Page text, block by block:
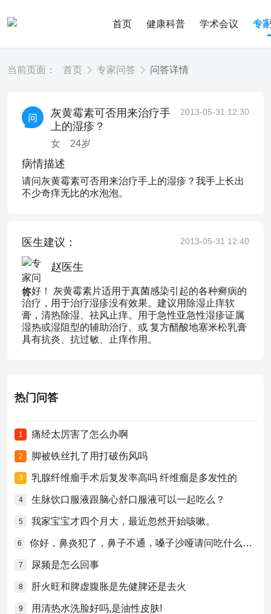
首页 健康科普 学术会议 专
当前页面： 首页 专家问答 问答详情
灰黄霉素可否用来治疗手
上的湿疹？
女 24岁
2013-05-31 12:30
病情描述
请问灰黄霉素可否用来治疗手上的湿疹？我手上长出
不少奇痒无比的水泡泡。
医生建议： 2013-05-31 12:40
赵医生
你好！ 灰黄霉素片适用于真菌感染引起的各种癣病的
治疗，用于治疗湿疹没有效果。建议用除湿止痒软
膏，清热除湿、祛风止痒。用于急性亚急性湿疹证属
湿热或湿阻型的辅助治疗。或 复方醋酸地塞米松乳膏
具有抗炎、抗过敏、止痒作用。
热门问答
1 痛经太厉害了怎么办啊
2 脚被铁丝扎了用打破伤风吗
3 乳腺纤维瘤手术后复发率高吗 纤维瘤是多发性的
4 生脉饮口服液跟脑心舒口服液可以一起吃么？
5 我家宝宝才四个月大，最近忽然开始咳嗽。
6 你好，鼻炎犯了，鼻子不通，嗓子沙哑请问吃什么药比较好？
7 尿频是怎么回事
8 肝火旺和脾虚腹胀是先健脾还是去火
9 用清热水洗脸好吗,是油性皮肤!